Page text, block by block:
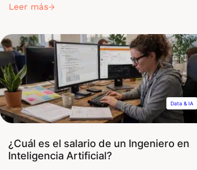
su especialización o sus competencias.
smartphones, el Internet de las cosas o
incluso las redes sociales, las empresas de
todos los sectores […]
Leer más
Data & IA
¿Cuál es el salario de un Ingeniero en
Inteligencia Artificial?